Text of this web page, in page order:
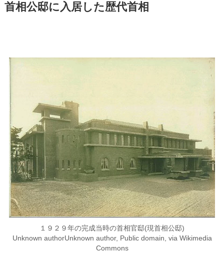
首相公邸に入居した歴代首相
１９２９年の完成当時の首相官邸(現首相公邸)
Unknown authorUnknown author, Public domain, via Wikimedia
Commons